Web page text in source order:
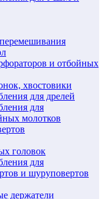
и отбойных
хвостовики
для дрелей
для
молотков
головок
для
и шуруповертов
держатели